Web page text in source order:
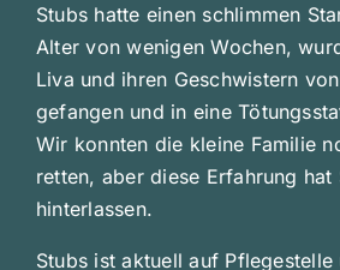
Stubs hatte einen schlimmen
Alter von wenigen Wochen,
Liva und ihren Geschwistern
gefangen und in eine
Wir konnten die kleine Familie
retten, aber diese Erfahrung hat
hinterlassen.
Stubs ist aktuell auf Pflegestelle